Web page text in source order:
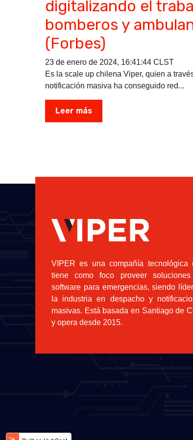
digitalizando el
bomberos y
(Forbes)
23 de enero de 2024, 16:41:44 CLST
Es la scale up chilena Viper, quien a
notificación masiva ha conseguido red...
Leer más
VIPER es una compañía tecnológica
tiene como foco proveer
software para emergencias, siendo
la industria en despacho y
masivas. Está basada en Santiago de
y opera desde 2015.